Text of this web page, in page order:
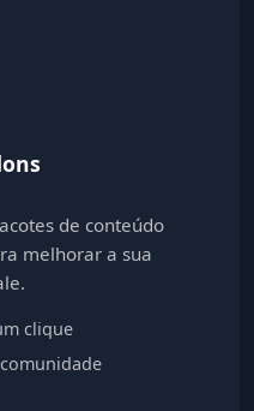
de conteúdo
melhorar a sua
clique